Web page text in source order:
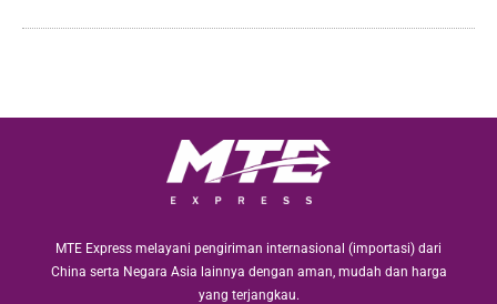
MTE Express melayani pengiriman internasional (importasi) dari
China serta Negara Asia lainnya dengan aman, mudah dan harga
yang terjangkau.